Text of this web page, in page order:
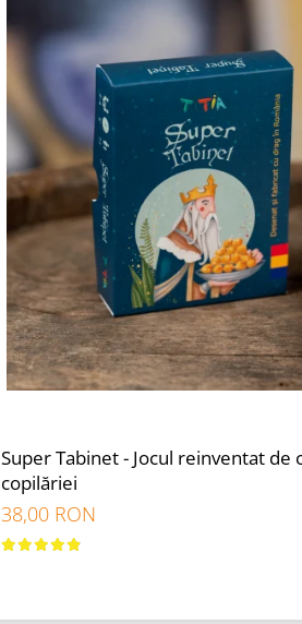
Super Tabinet - Jocul reinventat de
copilăriei
38,00 RON